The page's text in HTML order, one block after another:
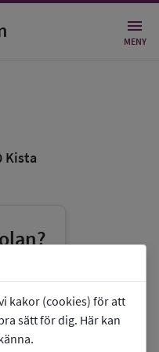
kakor (cookies) för att
sätt för dig. Här kan
MENY
Kista